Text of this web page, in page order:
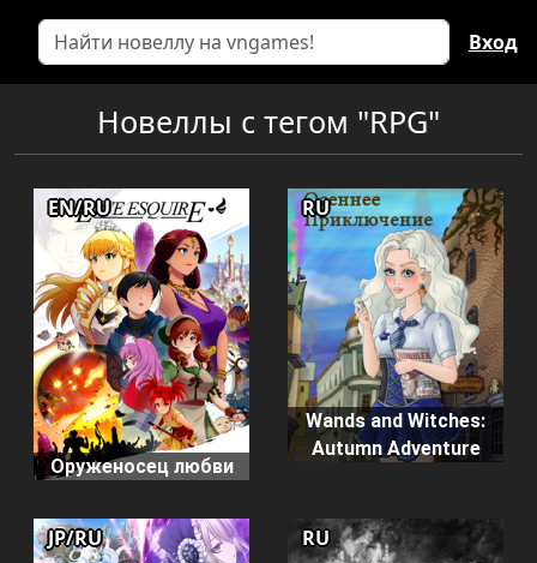
Вход
Новеллы с тегом "RPG"
Оруженосец любви
EN/RU
Wands and Witches:
Autumn Adventure
RU
JP/RU RU